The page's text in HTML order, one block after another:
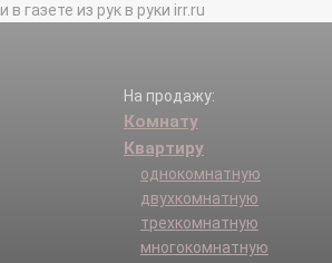
газете из рук в руки irr.ru
На продажу:
Комнату
Квартиру
однокомнатную
двухкомнатную
трехкомнатную
многокомнатную